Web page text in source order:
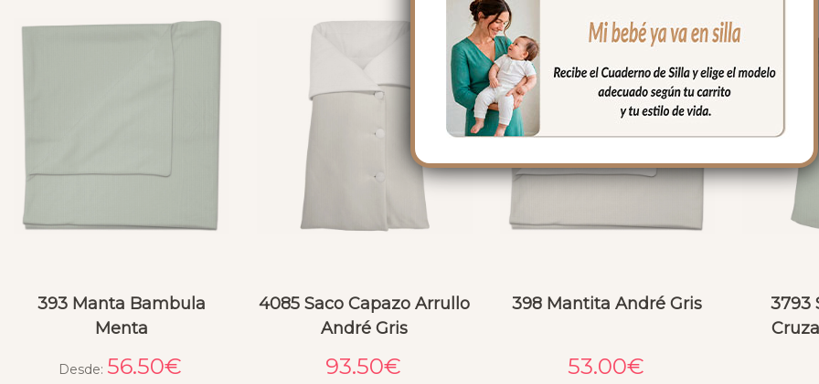
393 Manta Bambula
Menta
Desde: 56.50€
4085 Saco Capazo Arrullo
André Gris
93.50€
398 Mantita André Gris
53.00€
3793